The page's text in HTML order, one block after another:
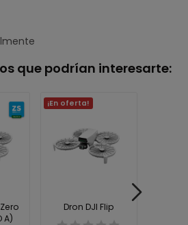
que podrían interesarte:
A)
¡En oferta!
Dron DJI Flip